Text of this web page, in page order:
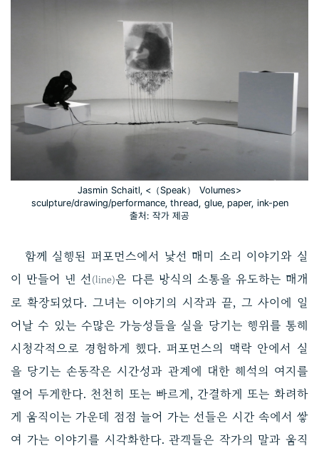
Jasmin Schaitl, <（Speak） Volumes>
sculpture/drawing/performance, thread, glue, paper, ink-pen
출처: 작가 제공
함께 실행된 퍼포먼스에서 낯선 매미 소리 이야기와 실
이 만들어 낸 선 (line)은 다른 방식의 소통을 유도하는 매개
로 확장되었다. 그녀는 이야기의 시작과 끝, 그 사이에 일
어날 수 있는 수많은 가능성들을 실을 당기는 행위를 통해
시청각적으로 경험하게 했다. 퍼포먼스의 맥락 안에서 실
을 당기는 손동작은 시간성과 관계에 대한 해석의 여지를
열어 두게한다. 천천히 또는 빠르게, 간결하게 또는 화려하
게 움직이는 가운데 점점 늘어 가는 선들은 시간 속에서 쌓
여 가는 이야기를 시각화한다. 관객들은 작가의 말과 움직